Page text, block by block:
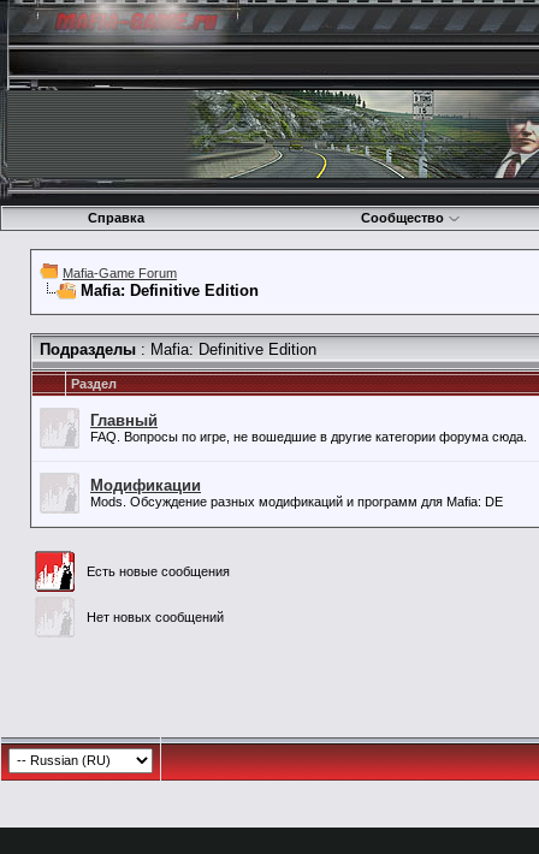
Справка Сообщество
Mafia-Game Forum
Mafia: Definitive Edition
Подразделы : Mafia: Definitive Edition
Раздел
Главный
FAQ. Вопросы по игре, не вошедшие в другие категории форума сюда.
Модификации
Mods. Обсуждение разных модификаций и программ для Mafia: DE
Есть новые сообщения
Нет новых сообщений